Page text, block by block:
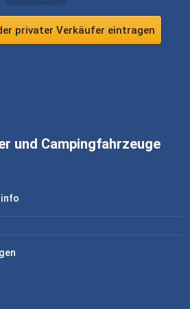
privater Verkäufer eintragen
und Campingfahrzeuge